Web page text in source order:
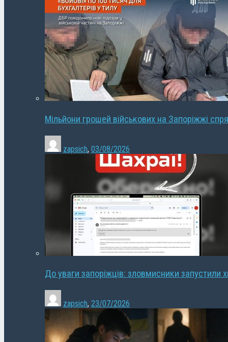
Мільйони грошей військових на Запоріжжі
zapsich, 03/08/2026
До уваги запоріжців: зловмисники запустили
zapsich, 23/07/2026